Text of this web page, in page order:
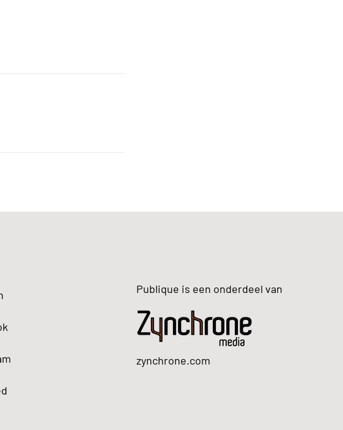
Publique is een onderdeel van
zynchrone.com